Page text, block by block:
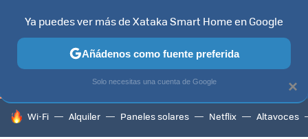
TELEVISORES CONTENIDOS SMART TV SELECCIÓN
HOY SE HABLA DE
Wi-Fi Alquiler Paneles solares Netflix Altavoces
×
Ya puedes ver más de Xataka Smart Home en Google
Añádenos como fuente preferida
Solo necesitas una cuenta de Google